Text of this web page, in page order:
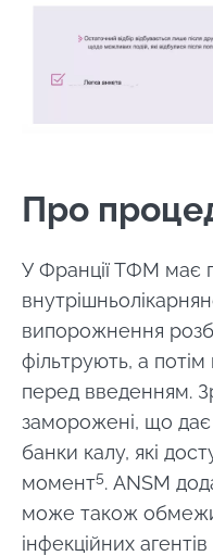
Про
У Франції ТФМ має
випорожнення
фільтрують, а
перед введенням.
заморожені, що
банки калу, які
момент5. ANSM
може також
інфекційних